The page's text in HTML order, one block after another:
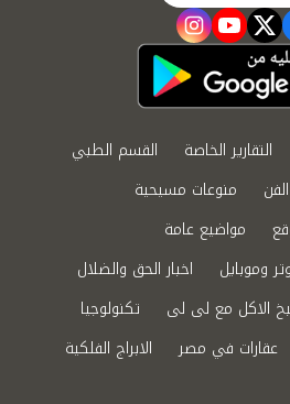
twitter
youtube
instagram
التقارير الخاصة
القسم الطبي
منوعات مسيحية
مواضيع عامة
وموبايل
اخبار الحق والضلال
الاكل مع لى لى
تكنولوجيا
عقارات في مصر
الابراج الفلكية